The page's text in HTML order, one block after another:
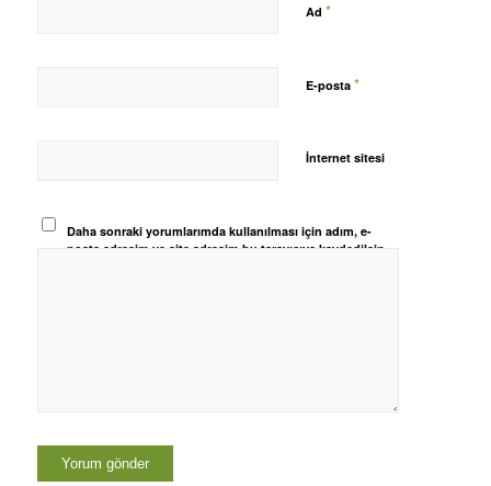
Ad *
E-posta *
İnternet sitesi
Daha sonraki yorumlarımda kullanılması için adım, e-
posta adresim ve site adresim bu tarayıcıya kaydedilsin.